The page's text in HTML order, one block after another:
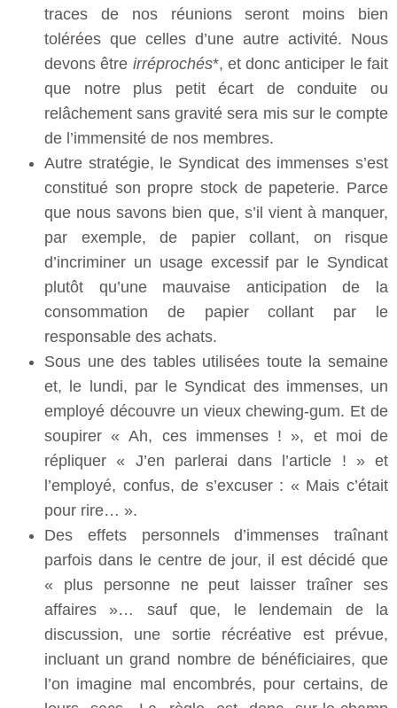
traces de nos réunions seront moins bien
tolérées que celles d’une autre activité. Nous
devons être irréprochés*, et donc anticiper le fait
que notre plus petit écart de conduite ou
relâchement sans gravité sera mis sur le compte
de l’immensité de nos membres.
Autre stratégie, le Syndicat des immenses s’est
constitué son propre stock de papeterie. Parce
que nous savons bien que, s’il vient à manquer,
par exemple, de papier collant, on risque
d’incriminer un usage excessif par le Syndicat
plutôt qu’une mauvaise anticipation de la
consommation de papier collant par le
responsable des achats.
Sous une des tables utilisées toute la semaine
et, le lundi, par le Syndicat des immenses, un
employé découvre un vieux chewing-gum. Et de
soupirer « Ah, ces immenses ! », et moi de
répliquer « J’en parlerai dans l’article ! » et
l’employé, confus, de s’excuser : « Mais c’était
pour rire… ».
Des effets personnels d’immenses traînant
parfois dans le centre de jour, il est décidé que
« plus personne ne peut laisser traîner ses
affaires »… sauf que, le lendemain de la
discussion, une sortie récréative est prévue,
incluant un grand nombre de bénéficiaires, que
l’on imagine mal encombrés, pour certains, de